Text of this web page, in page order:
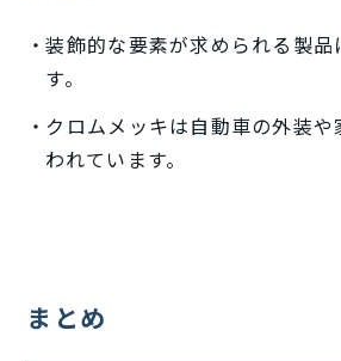
装飾的な要素が求められる製品
す。
クロムメッキは自動車の外装
われています。
まとめ